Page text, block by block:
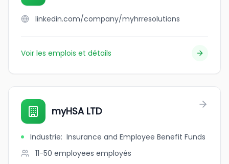
linkedin.com/company/myhrresolutions
Voir les emplois et détails
myHSA LTD
Industrie: Insurance and Employee Benefit Funds
11-50 employees employés